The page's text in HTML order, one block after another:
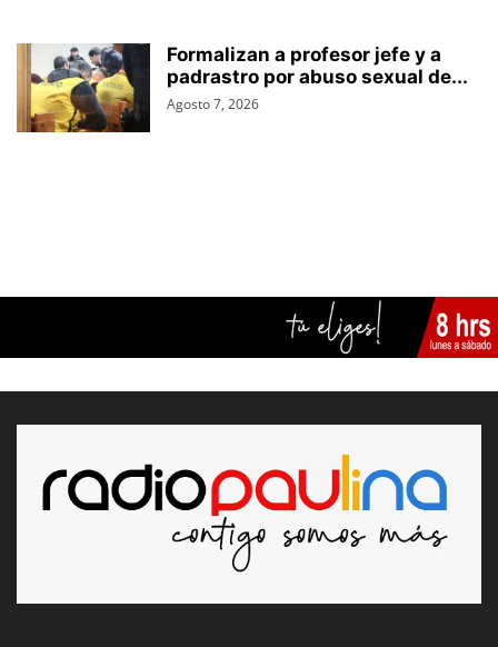
Formalizan a profesor jefe y a
padrastro por abuso sexual de...
Agosto 7, 2026